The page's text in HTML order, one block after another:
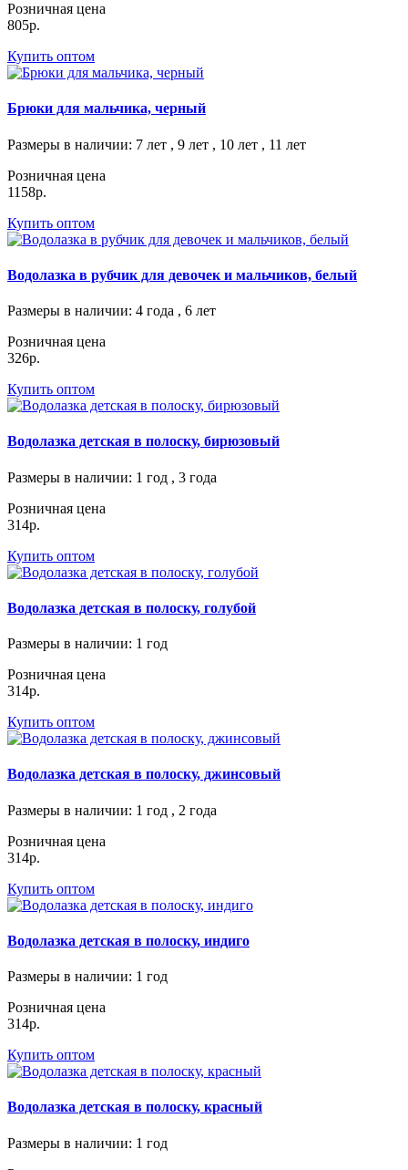
Розничная цена
805р.
Купить оптом
Брюки для мальчика, черный
Размеры в наличии: 7 лет , 9 лет , 10 лет , 11 лет
Розничная цена
1158р.
Купить оптом
Водолазка в рубчик для девочек и мальчиков, белый
Размеры в наличии: 4 года , 6 лет
Розничная цена
326р.
Купить оптом
Водолазка детская в полоску, бирюзовый
Размеры в наличии: 1 год , 3 года
Розничная цена
314р.
Купить оптом
Водолазка детская в полоску, голубой
Размеры в наличии: 1 год
Розничная цена
314р.
Купить оптом
Водолазка детская в полоску, джинсовый
Размеры в наличии: 1 год , 2 года
Розничная цена
314р.
Купить оптом
Водолазка детская в полоску, индиго
Размеры в наличии: 1 год
Розничная цена
314р.
Купить оптом
Водолазка детская в полоску, красный
Размеры в наличии: 1 год